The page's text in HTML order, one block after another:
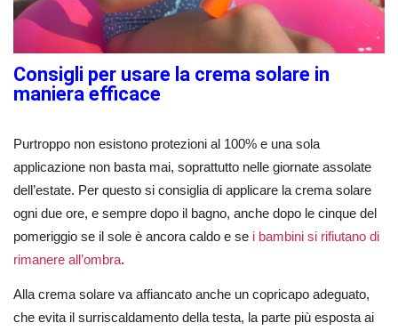
Consigli per usare la crema solare in
maniera efficace
Purtroppo non esistono protezioni al 100% e una sola
applicazione non basta mai, soprattutto nelle giornate assolate
dell’estate. Per questo si consiglia di applicare la crema solare
ogni due ore, e sempre dopo il bagno, anche dopo le cinque del
pomeriggio se il sole è ancora caldo e se i bambini si rifiutano di
rimanere all’ombra.
Alla crema solare va affiancato anche un copricapo adeguato,
che evita il surriscaldamento della testa, la parte più esposta ai